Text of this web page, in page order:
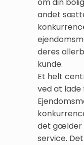
andet
deres
kunde.
Et helt
ved at lade
det gælder
service.